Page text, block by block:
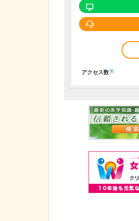
アクセス数※